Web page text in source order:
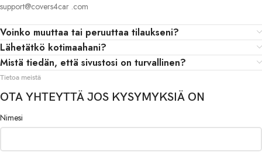
support@covers4car .com
Voinko muuttaa tai peruuttaa tilaukseni?
Lähetätkö kotimaahani?
Mistä tiedän, että sivustosi on turvallinen?
Tietoa meistä
OTA YHTEYTTÄ JOS KYSYMYKSIÄ ON
Nimesi